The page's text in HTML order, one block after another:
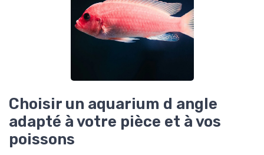
Choisir un aquarium d angle
adapté à votre pièce et à vos
poissons